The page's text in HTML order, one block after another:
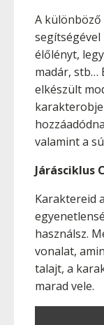
A
élőlényt,
madár, stb…
elkészült
valamint a
Járásciklus
Karaktereid
használsz.
vonalat,
talajt, a
marad vele.